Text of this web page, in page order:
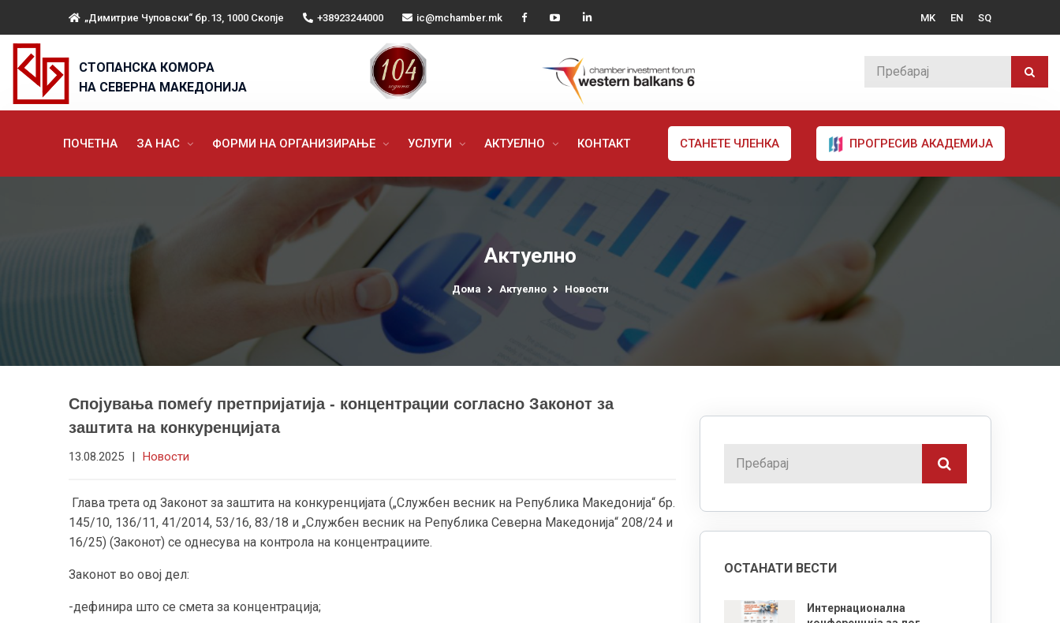
„Димитрие Чуповски“ бр.13, 1000 Скопје +38923244000 ic@mchamber.mk MK EN SQ
СТОПАНСКА КОМОРА
НА СЕВЕРНА МАКЕДОНИЈА
ПОЧЕТНА ЗА НАС ФОРМИ НА ОРГАНИЗИРАЊЕ УСЛУГИ АКТУЕЛНО КОНТАКТ СТАНЕТЕ ЧЛЕНКА ПРОГРЕСИВ АКАДЕМИЈА
Актуелно
Дома Актуелно Новости
Спојувања помеѓу претпријатија - концентрации согласно Законот за
заштита на конкуренцијата
13.08.2025 | Новости
Глава трета од Законот за заштита на конкуренцијата („Службен весник на Република Македонија“ бр.
145/10, 136/11, 41/2014, 53/16, 83/18 и „Службен весник на Република Северна Македонија“ 208/24 и
16/25) (Законот) се однесува на контрола на концентрациите.
Законот во овој дел:
-дефинира што се смета за концентрација;
ОСТАНАТИ ВЕСТИ
Интернационална